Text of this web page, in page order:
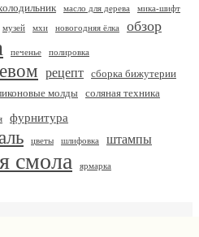
масло для дерева мика-шифт
музей мхи новогодняя ёлка обзор
печенье полировка
рецепт сборка бижутерии
молды соляная техника
фурнитура
цветы шлифовка штампы
смола ярмарка